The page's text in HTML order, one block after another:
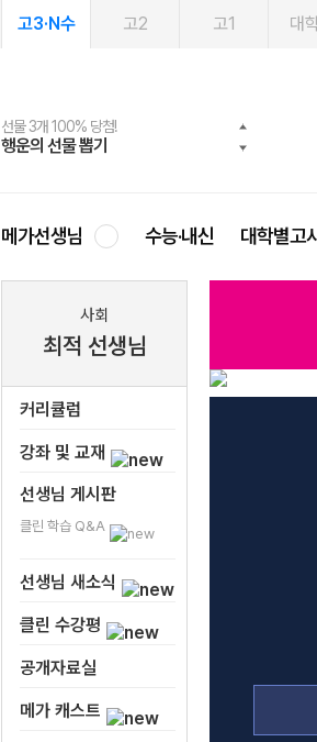
고3·N수 고2 고1 대
선물 3개 100% 당첨!
행운의 선물 뽑기
선물 100% 증정!
메가스터디 X 올리브
여름방학 스터디 캐시백
메가런 썸머스쿨
2027 러셀 단과
강사 공개선발
스마트러닝앱
설문 EVENT
메가패스
3일 무료 체험권
메가패스 수강생 무료혜택!
메가클럽 멤버십
사회공헌 캠페인
희망이룸 메가나눔
메가선생님 수능·내신 대학별고
사회
최적 선생님
커리큘럼
강좌 및 교재
선생님 게시판
클린 학습 Q&A
선생님 새소식
클린 수강평
공개자료실
메가 캐스트